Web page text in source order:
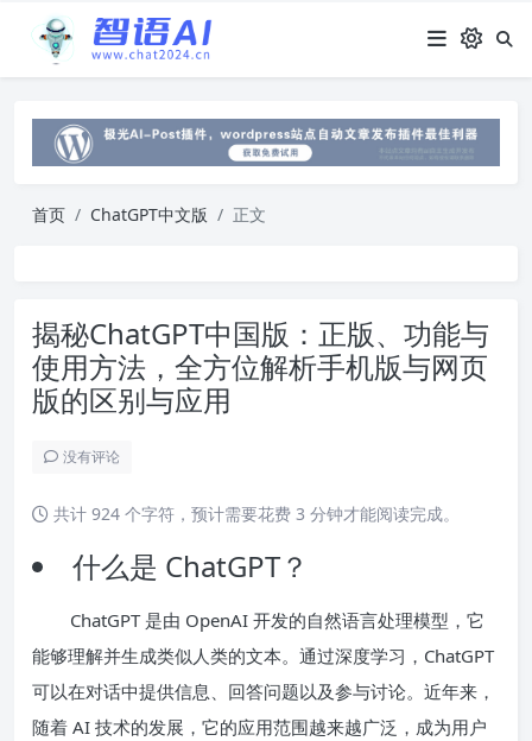
首页 ChatGPT中文版 正文
揭秘ChatGPT中国版：正版、功能与
使用方法，全方位解析手机版与网页
版的区别与应用
没有评论
共计 924 个字符，预计需要花费 3 分钟才能阅读完成。
什么是 ChatGPT？
ChatGPT 是由 OpenAI 开发的自然语言处理模型，它
能够理解并生成类似人类的文本。通过深度学习，ChatGPT
可以在对话中提供信息、回答问题以及参与讨论。近年来，
随着 AI 技术的发展，它的应用范围越来越广泛，成为用户